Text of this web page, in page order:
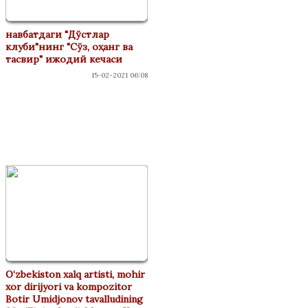
навбатдаги "Дўстлар
клуби"нинг "Сўз, оҳанг ва
тасвир" ижодий кечаси
15-02-2021 06:08
O‘zbekiston xalq artisti, mohir
xor dirijyori va kompozitor
Botir Umidjonov tavalludining